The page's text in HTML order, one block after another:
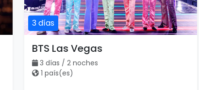
3 días
BTS Las Vegas
3 días / 2 noches
1 país(es)